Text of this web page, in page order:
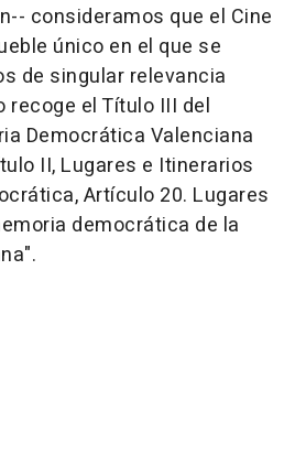
consideramos que el Cine
único en el que se
de singular relevancia
recoge el Título III del
Democrática Valenciana
II, Lugares e Itinerarios
Artículo 20. Lugares
democrática de la